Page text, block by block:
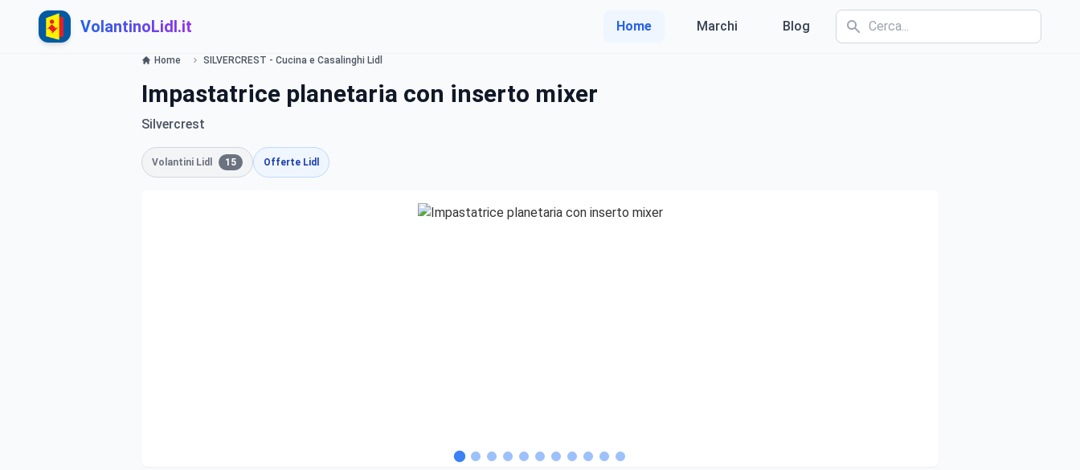
VolantinoLidl.it Home Marchi Blog
Home SILVERCREST - Cucina e Casalinghi Lidl
Impastatrice planetaria con inserto mixer
Silvercrest
Volantini Lidl 15 Offerte Lidl